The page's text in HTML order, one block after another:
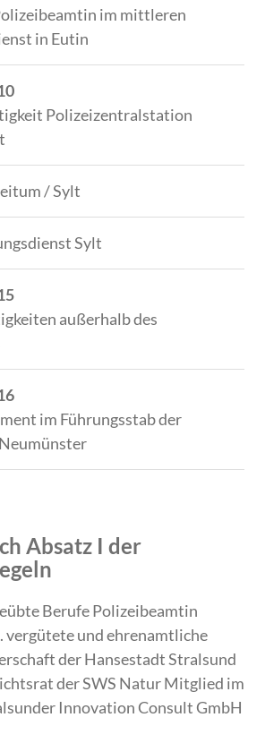
im mittleren
in Eutin
Polizeizentralstation
/ Sylt
Sylt
außerhalb des
im Führungsstab der
Absatz I der
Berufe Polizeibeamtin
vergütete und ehrenamtliche
der Hansestadt Stralsund
der SWS Natur Mitglied im
Innovation Consult GmbH